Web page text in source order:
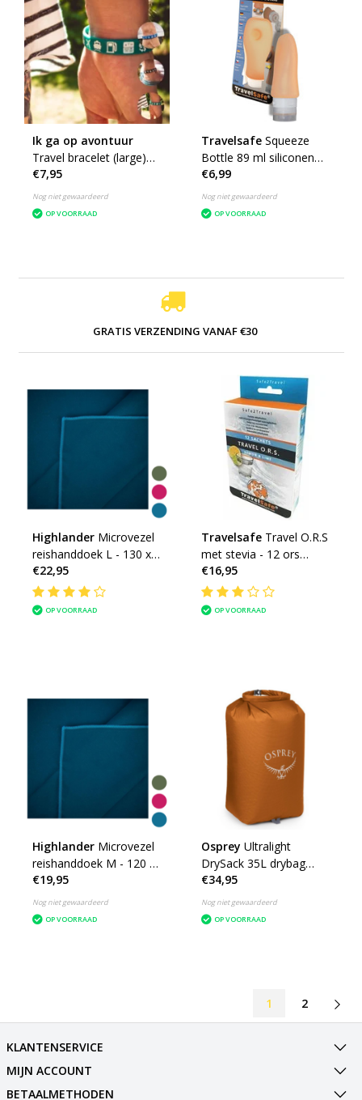
Ik ga op avontuur
Travel bracelet (large)
€7,95
Nog niet gewaardeerd
OP VOORRAAD
Travelsafe Squeeze
Bottle 89 ml siliconen
reisflesje - oranje
€6,99
Nog niet gewaardeerd
OP VOORRAAD
GRATIS VERZENDING VANAF €30
Highlander Microvezel
reishanddoek L - 130 x
70cm - Large -
microfibre soft
€22,95
OP VOORRAAD
Travelsafe Travel O.R.S
met stevia - 12 ors
zakjes
€16,95
OP VOORRAAD
Highlander Microvezel
reishanddoek M - 120 x
60cm - Medium -
microfibre soft
€19,95
Nog niet gewaardeerd
OP VOORRAAD
Osprey Ultralight
DrySack 35L drybag
waterdichte tas
€34,95
Nog niet gewaardeerd
OP VOORRAAD
1 2
KLANTENSERVICE
MIJN ACCOUNT
BETAALMETHODEN